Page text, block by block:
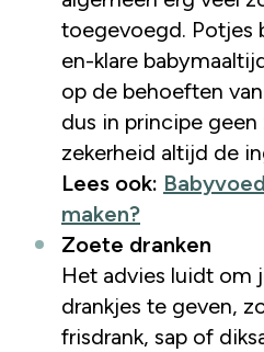
toegevoegd. Potjes
en-klare
op de behoeften
dus in principe
zekerheid altijd de
Lees ook:
maken?
Zoete dranken
Het advies luidt om
drankjes te geven,
frisdrank, sap of